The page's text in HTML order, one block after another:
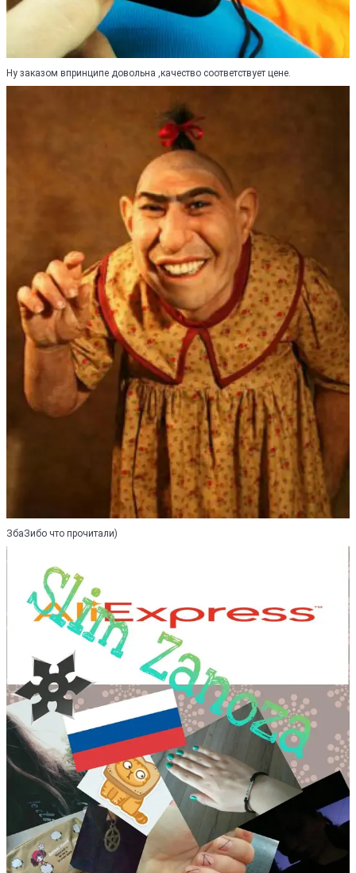
Ну заказом впринципе довольна ,качество соответствует цене.
ЗбаЗибо что прочитали)